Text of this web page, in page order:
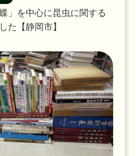
」を中心に昆虫に関する
た【静岡市】